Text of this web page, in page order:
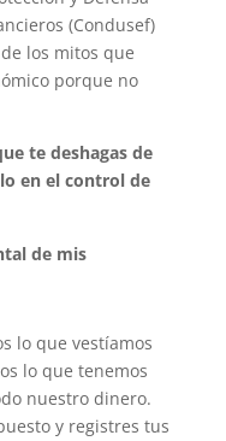
(Condusef)
los mitos que
porque no
te deshagas de
en el control de
de mis
lo que vestíamos
lo que tenemos
nuestro dinero.
y registres tus